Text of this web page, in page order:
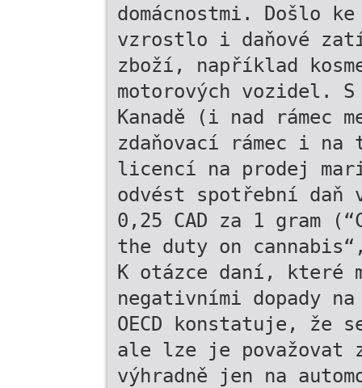
domácnostmi. Došlo
vzrostlo i daňové
zboží, například
motorových vozidel.
Kanadě (i nad rámec
zdaňovací rámec i
licencí na prodej
odvést spotřební daň
0,25 CAD za 1 gram
the duty on
K otázce daní, které
negativními dopady
OECD konstatuje, že
ale lze je považovat
výhradně jen na